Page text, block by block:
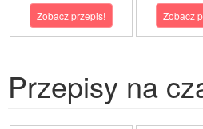
Zobacz przepis! Zobacz
Przepisy na